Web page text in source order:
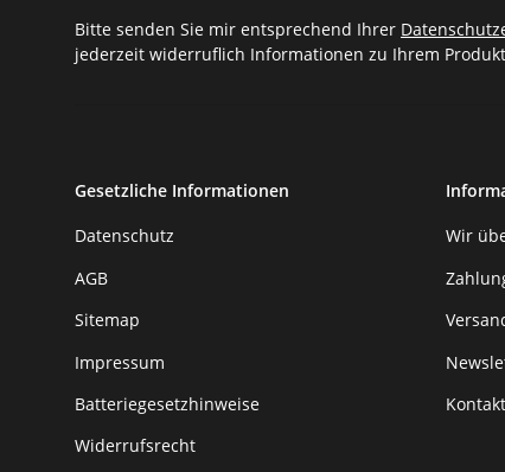
Bitte senden Sie mir entsprechend Ihrer
jederzeit widerruflich Informationen zu Ihrem
Gesetzliche Informationen
Datenschutz
AGB
Sitemap
Impressum
Batteriegesetzhinweise
Widerrufsrecht
Wir
Kontakt